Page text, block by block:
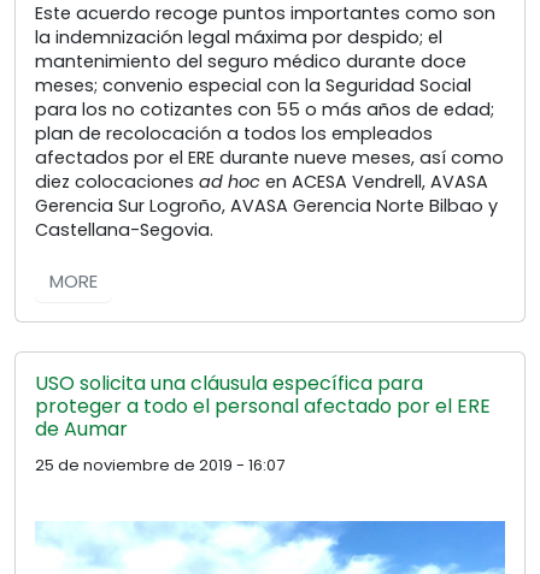
Este acuerdo recoge puntos importantes como son
la indemnización legal máxima por despido; el
mantenimiento del seguro médico durante doce
meses; convenio especial con la Seguridad Social
para los no cotizantes con 55 o más años de edad;
plan de recolocación a todos los empleados
afectados por el ERE durante nueve meses, así como
diez colocaciones ad hoc en ACESA Vendrell, AVASA
Gerencia Sur Logroño, AVASA Gerencia Norte Bilbao y
Castellana-Segovia.
MORE
USO solicita una cláusula específica para
proteger a todo el personal afectado por el ERE
de Aumar
25 de noviembre de 2019 - 16:07